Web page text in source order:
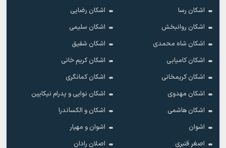
اشکان رسا
اشکان رضایی
اشکان روانبخش
اشکان سلیمی
اشکان شاه محمدی
اشکان شفیق
اشکان کامیابی
اشکان کریم خانی
اشکان کریمخانی
اشکان کمانگری
اشکان مهدوی
اشکان نوایی و پدرام نیکایین
اشکان هاشمی
اشکان و الکساندرا
اشوان
اشوان و مهیار
اصغر قنبری
اصلان رادان